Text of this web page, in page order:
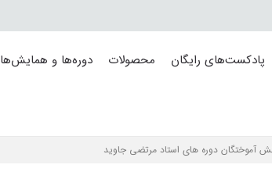
پادکست‌های رایگان محصولات دوره‌ها و همایش‌ها
آموختگان دوره های استاد مرتضی جاوید